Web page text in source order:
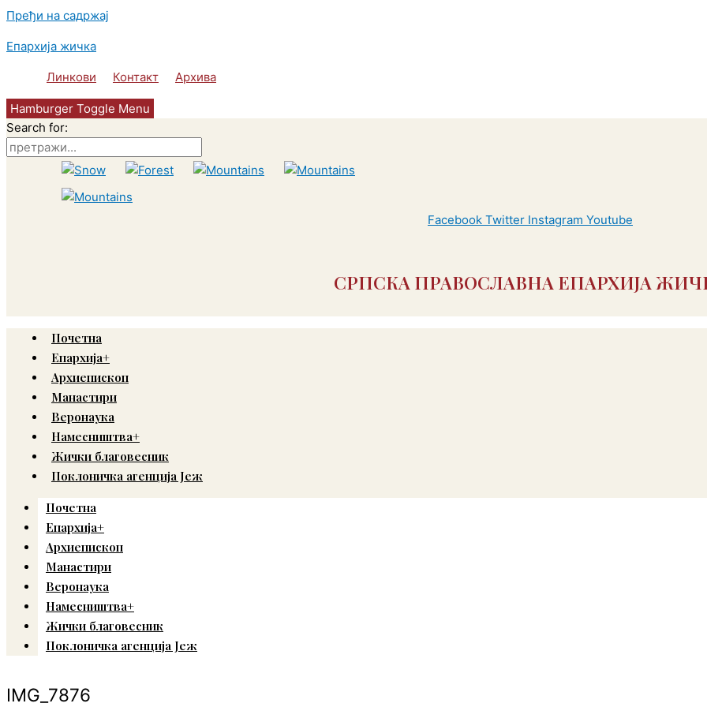
Пређи на садржај
Епархија жичка
Линкови Контакт Архива
Hamburger Toggle Menu
Search for:
Facebook Twitter Instagram Youtube
СРПСКА ПРАВОСЛАВНА ЕПАРХИЈА
Почетна
Епархија+
Архиепископ
Манастири
Веронаука
Намесништва+
Жички благовесник
Поклоничка агенција Јеж
Почетна
Епархија+
Архиепископ
Манастири
Веронаука
Намесништва+
Жички благовесник
Поклоничка агенција Јеж
IMG_7876